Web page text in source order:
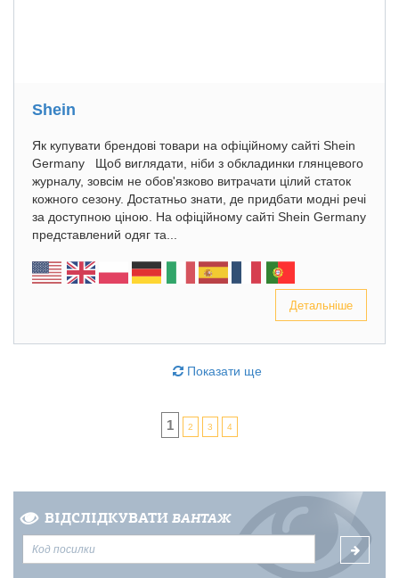
Shein
Як купувати брендові товари на офіційному сайті Shein
Germany Щоб виглядати, ніби з обкладинки глянцевого
журналу, зовсім не обов'язково витрачати цілий статок
кожного сезону. Достатньо знати, де придбати модні речі
за доступною ціною. На офіційному сайті Shein Germany
представлений одяг та...
Детальніше
Показати ще
1 2 3 4
ВІДСЛІДКУВАТИ ВАНТАЖ